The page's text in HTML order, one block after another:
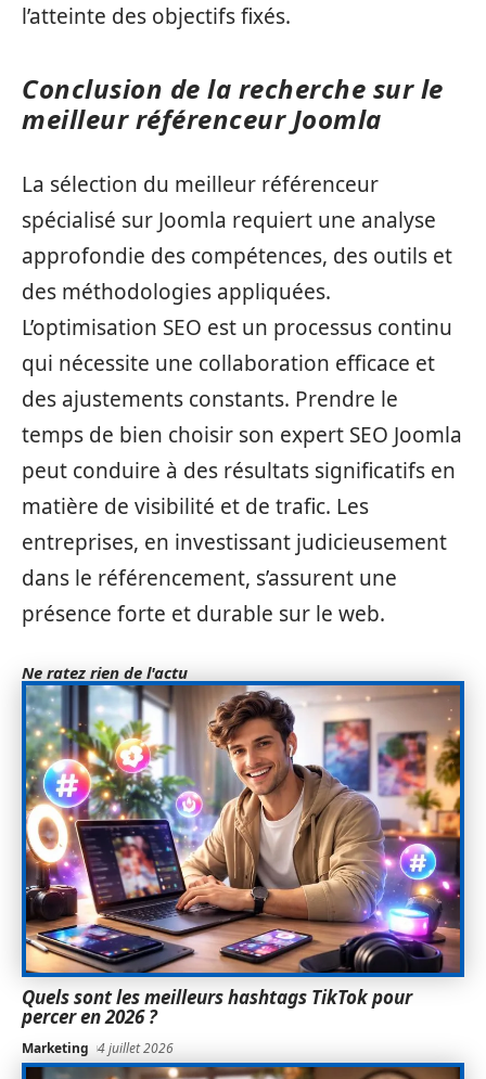
l’atteinte des objectifs fixés.
Conclusion de la recherche sur le
meilleur référenceur Joomla
La sélection du meilleur référenceur
spécialisé sur Joomla requiert une analyse
approfondie des compétences, des outils et
des méthodologies appliquées.
L’optimisation SEO est un processus continu
qui nécessite une collaboration efficace et
des ajustements constants. Prendre le
temps de bien choisir son expert SEO Joomla
peut conduire à des résultats significatifs en
matière de visibilité et de trafic. Les
entreprises, en investissant judicieusement
dans le référencement, s’assurent une
présence forte et durable sur le web.
Ne ratez rien de l'actu
Quels sont les meilleurs hashtags TikTok pour
percer en 2026 ?
Marketing 4 juillet 2026